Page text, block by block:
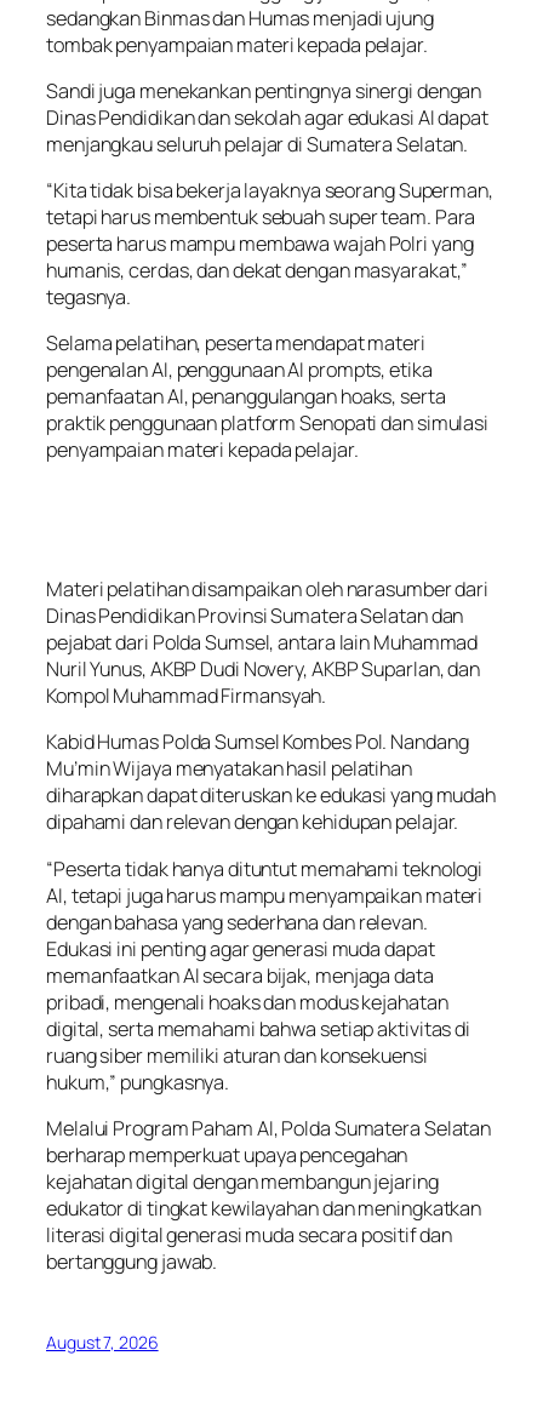
sedangkan Binmas dan Humas menjadi ujung
tombak penyampaian materi kepada pelajar.
Sandi juga menekankan pentingnya sinergi dengan
Dinas Pendidikan dan sekolah agar edukasi AI dapat
menjangkau seluruh pelajar di Sumatera Selatan.
“Kita tidak bisa bekerja layaknya seorang Superman,
tetapi harus membentuk sebuah super team. Para
peserta harus mampu membawa wajah Polri yang
humanis, cerdas, dan dekat dengan masyarakat,”
tegasnya.
Selama pelatihan, peserta mendapat materi
pengenalan AI, penggunaan AI prompts, etika
pemanfaatan AI, penanggulangan hoaks, serta
praktik penggunaan platform Senopati dan simulasi
penyampaian materi kepada pelajar.
Materi pelatihan disampaikan oleh narasumber dari
Dinas Pendidikan Provinsi Sumatera Selatan dan
pejabat dari Polda Sumsel, antara lain Muhammad
Nuril Yunus, AKBP Dudi Novery, AKBP Suparlan, dan
Kompol Muhammad Firmansyah.
Kabid Humas Polda Sumsel Kombes Pol. Nandang
Mu’min Wijaya menyatakan hasil pelatihan
diharapkan dapat diteruskan ke edukasi yang mudah
dipahami dan relevan dengan kehidupan pelajar.
“Peserta tidak hanya dituntut memahami teknologi
AI, tetapi juga harus mampu menyampaikan materi
dengan bahasa yang sederhana dan relevan.
Edukasi ini penting agar generasi muda dapat
memanfaatkan AI secara bijak, menjaga data
pribadi, mengenali hoaks dan modus kejahatan
digital, serta memahami bahwa setiap aktivitas di
ruang siber memiliki aturan dan konsekuensi
hukum,” pungkasnya.
Melalui Program Paham AI, Polda Sumatera Selatan
berharap memperkuat upaya pencegahan
kejahatan digital dengan membangun jejaring
edukator di tingkat kewilayahan dan meningkatkan
literasi digital generasi muda secara positif dan
bertanggung jawab.
August 7, 2026